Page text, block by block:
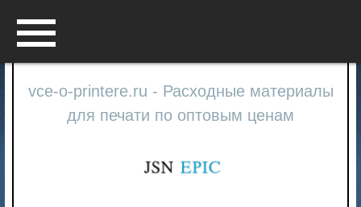
vce-o-printere.ru - Расходные материалы
для печати по оптовым ценам